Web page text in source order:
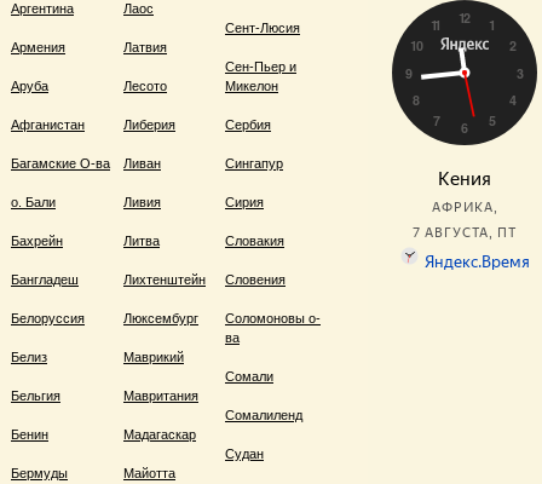
Аргентина
Армения
Аруба
Афганистан
Багамские О-ва
о. Бали
Бахрейн
Бангладеш
Белоруссия
Белиз
Бельгия
Бенин
Бермуды
Лаос
Латвия
Лесото
Либерия
Ливан
Ливия
Литва
Лихтенштейн
Люксембург
Маврикий
Мавритания
Мадагаскар
Майотта
Сент-Люсия
Сен-Пьер и
Микелон
Сербия
Сингапур
Сирия
Словакия
Словения
Соломоновы о-
ва
Сомали
Сомалиленд
Судан